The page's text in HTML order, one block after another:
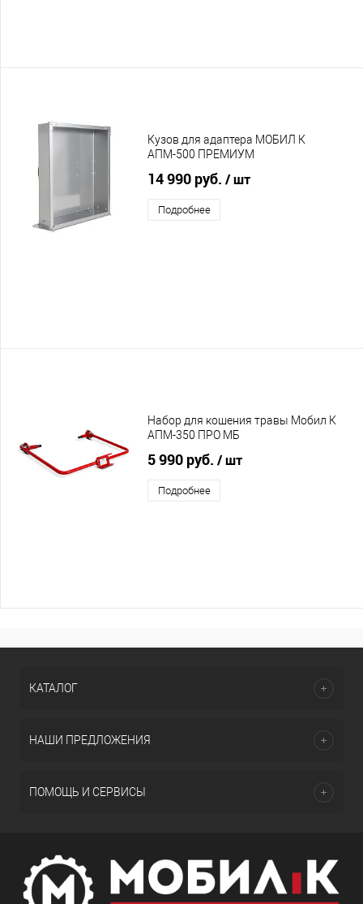
Кузов для адаптера МОБИЛ К
АПМ-500 ПРЕМИУМ
14 990 руб. / шт
Подробнее
Набор для кошения травы Мобил К
АПМ-350 ПРО МБ
5 990 руб. / шт
Подробнее
КАТАЛОГ
НАШИ ПРЕДЛОЖЕНИЯ
ПОМОЩЬ И СЕРВИСЫ